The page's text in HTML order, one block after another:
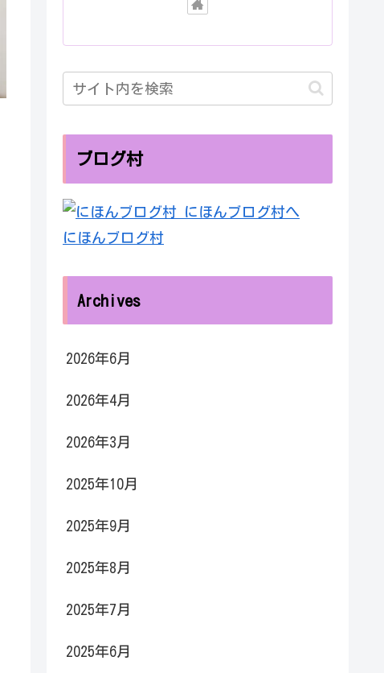
ブログ村
にほんブログ村
Archives
2026年6月
2026年4月
2026年3月
2025年10月
2025年9月
2025年8月
2025年7月
2025年6月